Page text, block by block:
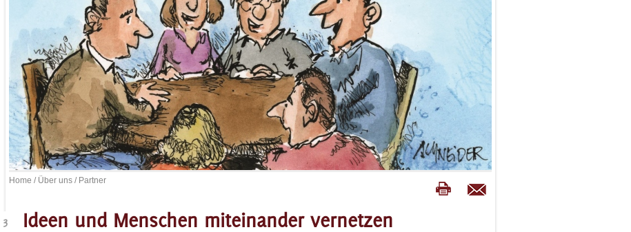
3
Home / Über uns / Partner
Ideen und Menschen miteinander vernetzen